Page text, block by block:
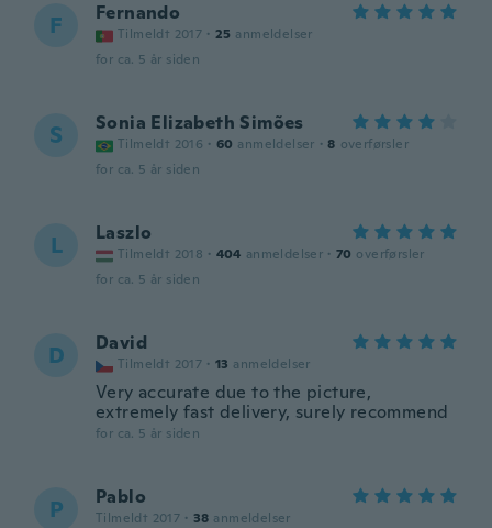
F Fernando
Tilmeldt 2017 · 25 anmeldelser
for ca. 5 år siden
S Sonia Elizabeth Simões
Tilmeldt 2016 · 60 anmeldelser · 8 overførsler
for ca. 5 år siden
L Laszlo
Tilmeldt 2018 · 404 anmeldelser · 70 overførsler
for ca. 5 år siden
D David
Tilmeldt 2017 · 13 anmeldelser
Very accurate due to the picture,
extremely fast delivery, surely recommend
for ca. 5 år siden
P Pablo
Tilmeldt 2017 · 38 anmeldelser